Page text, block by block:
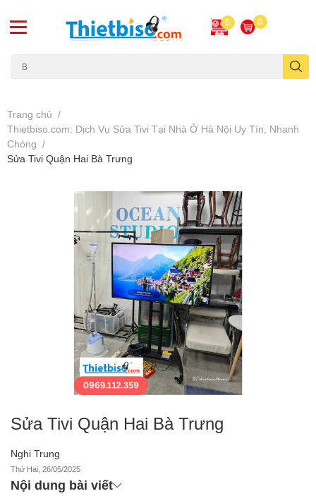
0 0
Trang chủ /
Thietbiso.com: Dịch Vụ Sửa Tivi Tại Nhà Ở Hà Nội Uy Tín, Nhanh
Chóng /
Sửa Tivi Quận Hai Bà Trưng
Sửa Tivi Quận Hai Bà Trưng
Nghi Trung
Thứ Hai, 26/05/2025
Nội dung bài viết